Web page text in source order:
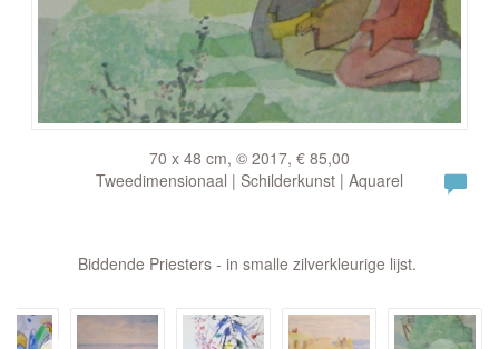
70 x 48 cm, © 2017, € 85,00
Tweedimensionaal | Schilderkunst | Aquarel
Biddende Priesters - in smalle zilverkleurige lijst.